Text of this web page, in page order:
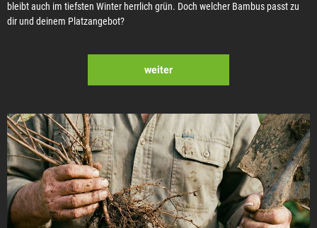
bleibt auch im tiefsten Winter herrlich grün. Doch welcher Bambus passt zu
dir und deinem Platzangebot?
weiter